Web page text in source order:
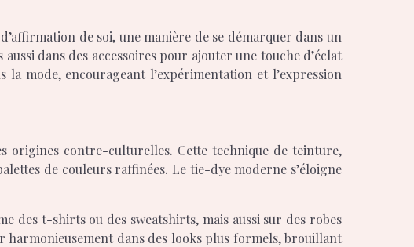
de soi, une manière de se démarquer dans un
dans des accessoires pour ajouter une touche d’éclat
mode, encourageant l’expérimentation et l’expression
origines contre-culturelles. Cette technique de teinture,
de couleurs raffinées. Le tie-dye moderne s’éloigne
des t-shirts ou des sweatshirts, mais aussi sur des robes
harmonieusement dans des looks plus formels, brouillant